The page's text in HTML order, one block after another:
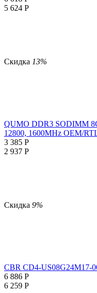
5 624 Р
Скидка 13%
QUMO DDR3 SODIMM
12800, 1600MHz OEM/
3 385 Р
2 937 Р
Скидка 9%
CBR CD4-US08G24M17-
6 886 Р
6 259 Р